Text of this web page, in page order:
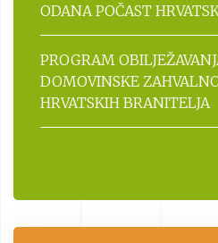
ODANA POČAST
PROGRAM
DOMOVINSKE
HRVATSKIH BRANITELJA